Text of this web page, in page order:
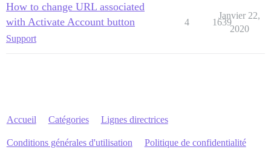
How to change URL associated
with Activate Account button
Support
4 1639
Janvier 22,
2020
Accueil Catégories Lignes directrices
Conditions générales d'utilisation Politique de confidentialité